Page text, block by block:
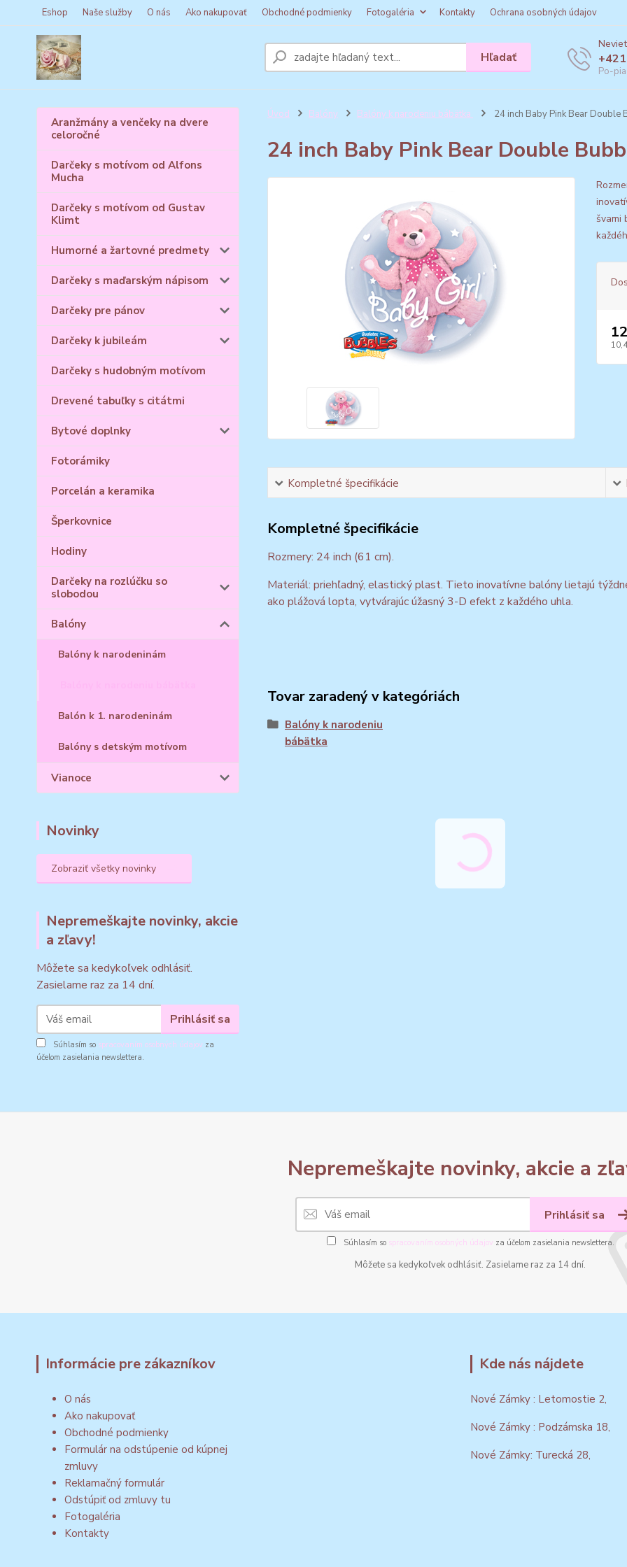
Eshop Naše služby O nás Ako nakupovať Obchodné podmienky Fotogaléria Kontakty Ochrana osobných údajov
Hľadať
Po-
Aranžmány a venčeky na dvere
celoročné
Darčeky s motívom od Alfons
Mucha
Darčeky s motívom od Gustav
Klimt
Humorné a žartovné predmety
Darčeky s maďarským nápisom
Darčeky pre pánov
Darčeky k jubileám
Darčeky s hudobným motívom
Drevené tabuľky s citátmi
Bytové doplnky
Fotorámiky
Porcelán a keramika
Šperkovnice
Hodiny
Darčeky na rozlúčku so
slobodou
Balóny
Balóny k narodeninám
Balón k 1. narodeninám
Balóny s detským motívom
Vianoce
Novinky
Zobraziť všetky novinky
Nepremeškajte novinky, akcie
a zľavy!
Môžete sa kedykoľvek odhlásiť.
Zasielame raz za 14 dní.
Prihlásiť sa
Súhlasím so spracovaním osobných údajov za
účelom zasielania newslettera.
Úvod Balóny Balóny k narodeniu bábätka 24 inch Baby Pink Bear Double
24 inch Baby Pink Bear Double
švami
Kompletné špecifikácie
Kompletné špecifikácie
Rozmery: 24 inch (61 cm).
Materiál: priehľadný, elastický plast. Tieto inovatívne balóny lietajú
ako plážová lopta, vytvárajúc úžasný 3-D efekt z každého uhla.
Tovar zaradený v kategóriách
Balóny k narodeniu
bábätka
Nepremeškajte novinky, akcie a
Prihlásiť sa
Súhlasím so spracovaním osobných údajov za účelom zasielania newslettera.
Môžete sa kedykoľvek odhlásiť. Zasielame raz za 14 dní.
Informácie pre zákazníkov
O nás
Ako nakupovať
Obchodné podmienky
Formulár na odstúpenie od kúpnej
zmluvy
Reklamačný formulár
Odstúpiť od zmluvy tu
Fotogaléria
Kontakty
Kde nás nájdete
Nové Zámky : Letomostie 2,
Nové Zámky : Podzámska 18,
Nové Zámky: Turecká 28,